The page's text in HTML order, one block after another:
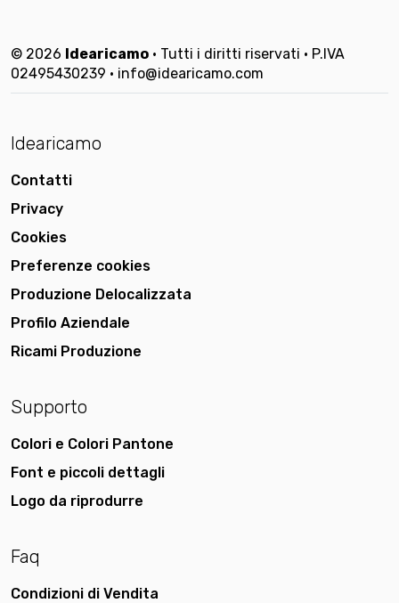
© 2026 Idearicamo • Tutti i diritti riservati • P.IVA
02495430239 • info@idearicamo.com
Idearicamo
Contatti
Privacy
Cookies
Preferenze cookies
Produzione Delocalizzata
Profilo Aziendale
Ricami Produzione
Supporto
Colori e Colori Pantone
Font e piccoli dettagli
Logo da riprodurre
Faq
Condizioni di Vendita